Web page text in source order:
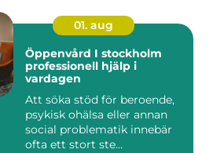
01. aug
Öppenvård I stockholm
professionell hjälp i
vardagen
Att söka stöd för beroende,
psykisk ohälsa eller annan
social problematik innebär
ofta ett stort ste...